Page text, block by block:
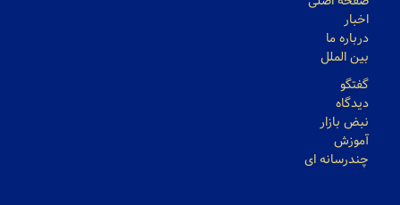
اخبار
درباره ما
بین الملل
گفتگو
دیدگاه
نبض بازار
آموزش
چندرسانه ای